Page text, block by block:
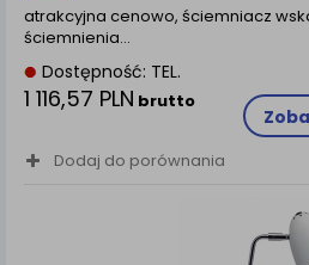
atrakcyjna cenowo, ściemniacz
ściemnienia…
Dostępność: TEL.
1 116,57 PLN brutto
Dodaj do porównania